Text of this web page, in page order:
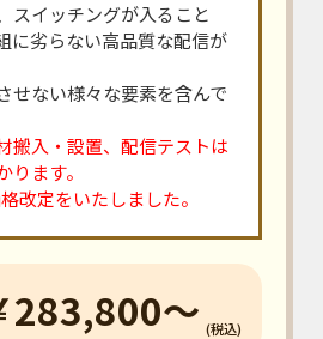
スイッチングが入ること
に劣らない高品質な配信が
せない様々な要素を含んで
搬入・設置、配信テストは
ります。
改定をいたしました。
283,800～ (税込)